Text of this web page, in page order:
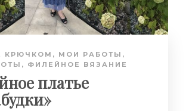
КРЮЧКОМ , МОИ РАБОТЫ ,
, ФИЛЕЙНОЕ ВЯЗАНИЕ
платье